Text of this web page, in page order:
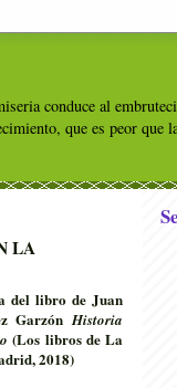
conduce al
que es peor que
LA
del libro de Juan
GarzónHistoria
(Los libros de La
2018)